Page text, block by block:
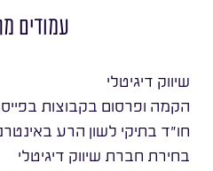
עמודים
שיווק דיגיטלי
הקמה ופרסום בקבוצות
חו״ד בתיקי לשון הרע
בחירת חברת שיווק דיגיטלי